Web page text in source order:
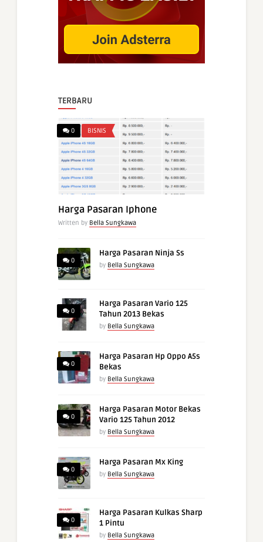
TERBARU
0 BISNIS
Harga Pasaran Iphone
Written by Bella Sungkawa
0
Harga Pasaran Ninja Ss
by Bella Sungkawa
0
Harga Pasaran Vario 125
Tahun 2013 Bekas
by Bella Sungkawa
0
Harga Pasaran Hp Oppo A5s
Bekas
by Bella Sungkawa
0
Harga Pasaran Motor Bekas
Vario 125 Tahun 2012
by Bella Sungkawa
0
Harga Pasaran Mx King
by Bella Sungkawa
0
Harga Pasaran Kulkas Sharp
1 Pintu
by Bella Sungkawa